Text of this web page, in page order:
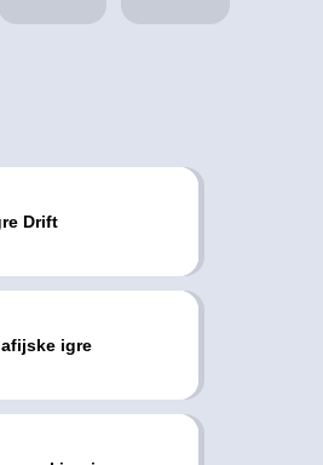
Drift
igre